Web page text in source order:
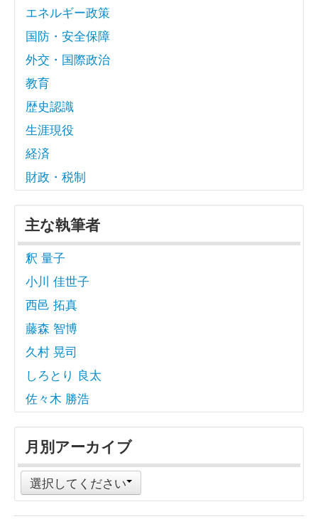
エネルギー政策
国防・安全保障
外交・国際政治
教育
歴史認識
生涯現役
経済
財政・税制
主な執筆者
釈 量子
小川 佳世子
西邑 拓真
藤森 智博
久村 晃司
しろとり 良太
佐々木 勝浩
月別アーカイブ
選択してください